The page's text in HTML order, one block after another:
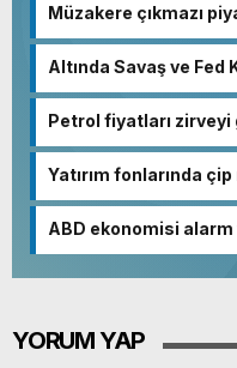
Müzakere çıkmazı
Altında Savaş ve Fed
Petrol fiyatları zirveyi
Yatırım fonlarında
ABD ekonomisi
YORUM YAP